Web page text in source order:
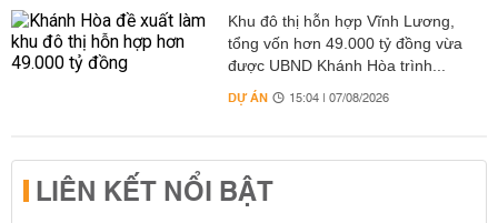
Khu đô thị hỗn hợp Vĩnh Lương,
tổng vốn hơn 49.000 tỷ đồng vừa
được UBND Khánh Hòa trình...
DỰ ÁN 15:04 | 07/08/2026
LIÊN KẾT NỔI BẬT